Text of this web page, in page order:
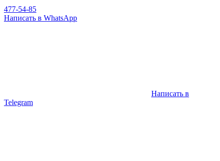
477-54-85
Написать в WhatsApp
Написать в
Telegram